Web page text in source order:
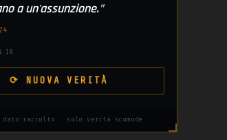
a un'assunzione."
10
⟳ NUOVA VERITÀ
dato raccolto · solo verità scomode